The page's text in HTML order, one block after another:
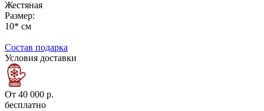
Жестяная
Размер:
10* см
Состав подарка
Условия доставки
От 40 000 р.
бесплатно